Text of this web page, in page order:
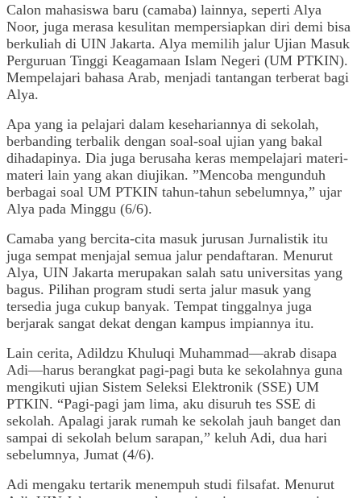
Calon mahasiswa baru (camaba) lainnya, seperti Alya
Noor, juga merasa kesulitan mempersiapkan diri demi bisa
berkuliah di UIN Jakarta. Alya memilih jalur Ujian Masuk
Perguruan Tinggi Keagamaan Islam Negeri (UM PTKIN).
Mempelajari bahasa Arab, menjadi tantangan terberat bagi
Alya.
Apa yang ia pelajari dalam kesehariannya di sekolah,
berbanding terbalik dengan soal-soal ujian yang bakal
dihadapinya. Dia juga berusaha keras mempelajari materi-
materi lain yang akan diujikan. ”Mencoba mengunduh
berbagai soal UM PTKIN tahun-tahun sebelumnya,” ujar
Alya pada Minggu (6/6).
Camaba yang bercita-cita masuk jurusan Jurnalistik itu
juga sempat menjajal semua jalur pendaftaran. Menurut
Alya, UIN Jakarta merupakan salah satu universitas yang
bagus. Pilihan program studi serta jalur masuk yang
tersedia juga cukup banyak. Tempat tinggalnya juga
berjarak sangat dekat dengan kampus impiannya itu.
Lain cerita, Adildzu Khuluqi Muhammad—akrab disapa
Adi—harus berangkat pagi-pagi buta ke sekolahnya guna
mengikuti ujian Sistem Seleksi Elektronik (SSE) UM
PTKIN. “Pagi-pagi jam lima, aku disuruh tes SSE di
sekolah. Apalagi jarak rumah ke sekolah jauh banget dan
sampai di sekolah belum sarapan,” keluh Adi, dua hari
sebelumnya, Jumat (4/6).
Adi mengaku tertarik menempuh studi filsafat. Menurut